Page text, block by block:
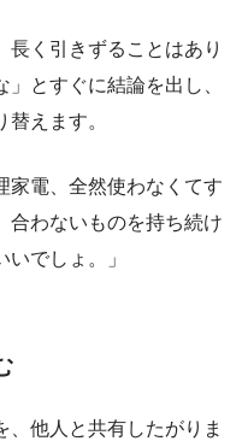
く引きずることはあり
とすぐに結論を出し、
えます。
家電、全然使わなくてす
合わないものを持ち続け
でしょ。」
、他人と共有したがりま